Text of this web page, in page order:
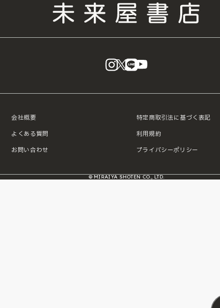
instagram
X LINE
会社概要
よくある質問
お問い合わせ
特定商取引法に基づく表記
利用規約
プライバシーポリシー
© MIRAIYA SHOTEN CO., LTD.